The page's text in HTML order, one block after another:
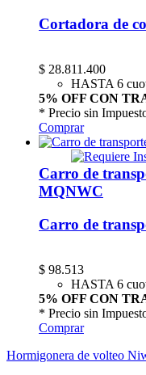
Cortadora de
$ 28.811.400
HASTA 6
5% OFF CON
* Precio sin
Comprar
Carro de
MQNWC
Carro de
$ 98.513
HASTA 6
5% OFF CON
* Precio sin
Comprar
Hormigonera de volteo